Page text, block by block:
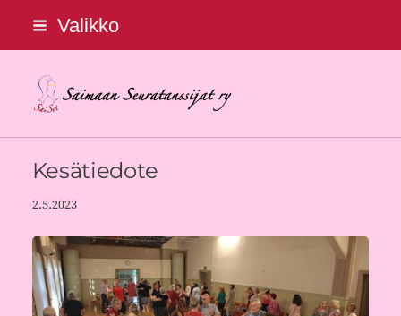
Siirry
sivun
sisältöön
Valikko
Saimaan Seuratanssijat ry
Kesätiedote
2.5.2023